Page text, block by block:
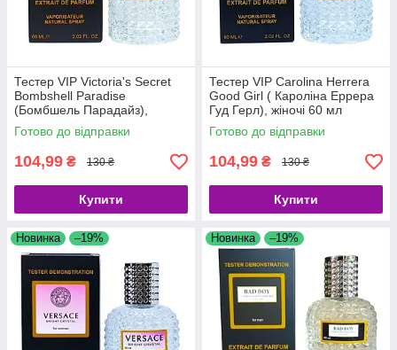
Тестер VIP Victoria's Secret
Bombshell Paradise
(Бомбшель Парадайз),
жіночий 60 мл
Готово до відправки
104,99 ₴ 130 ₴
Купити
Тестер VIP Carolina Herrera
Good Girl ( Кароліна Еррера
Гуд Герл), жіночі 60 мл
Готово до відправки
104,99 ₴ 130 ₴
Купити
Новинка –19% Новинка –19%